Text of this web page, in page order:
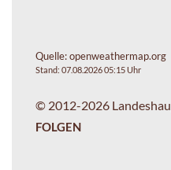
Quelle:openweathermap.org
Stand: 07.08.2026 05:15 Uhr
© 2012-2026
FOLGEN